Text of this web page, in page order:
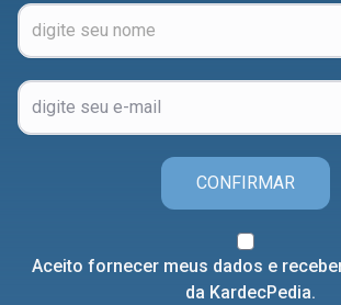
CONFIRMAR
Aceito fornecer meus dados e
da KardecPedia.